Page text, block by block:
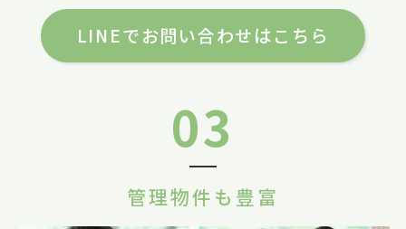
LINEでお問い合わせはこちら
03
管理物件も豊富